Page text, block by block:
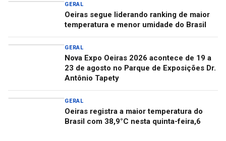
GERAL
Oeiras segue liderando ranking de maior
temperatura e menor umidade do Brasil
GERAL
Nova Expo Oeiras 2026 acontece de 19 a
23 de agosto no Parque de Exposições Dr.
Antônio Tapety
GERAL
Oeiras registra a maior temperatura do
Brasil com 38,9°C nesta quinta-feira,6